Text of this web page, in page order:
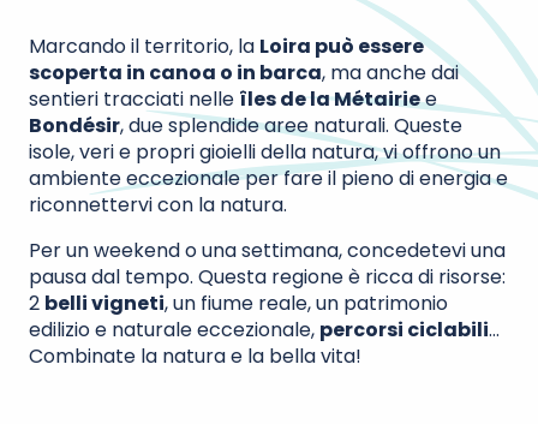
Marcando il territorio, la Loira può essere
scoperta in canoa o in barca, ma anche dai
sentieri tracciati nelle îles de la Métairiee
Bondésir, due splendide aree naturali. Queste
isole, veri e propri gioielli della natura, vi offrono un
ambiente eccezionale per fare il pieno di energia e
riconnettervi con la natura.
Per un weekend o una settimana, concedetevi una
pausa dal tempo. Questa regione è ricca di risorse:
2 belli vigneti, un fiume reale, un patrimonio
edilizio e naturale eccezionale, percorsi ciclabili…
Combinate la natura e la bella vita!